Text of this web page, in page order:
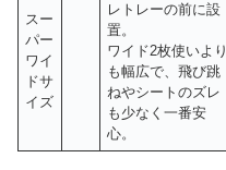
スー
パー
ワイ
ドサ
イズ
レトレーの前に設
置。
ワイド2枚使いより
も幅広で、飛び跳
ねやシートのズレ
も少なく一番安
心。